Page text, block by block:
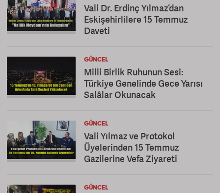
Vali Dr. Erdinç Yılmaz’dan
Eskişehirlilere 15 Temmuz
Daveti
GÜNCEL
Milli Birlik Ruhunun Sesi:
Türkiye Genelinde Gece Yarısı
Salâlar Okunacak
GÜNCEL
Vali Yılmaz ve Protokol
Üyelerinden 15 Temmuz
Gazilerine Vefa Ziyareti
GÜNCEL